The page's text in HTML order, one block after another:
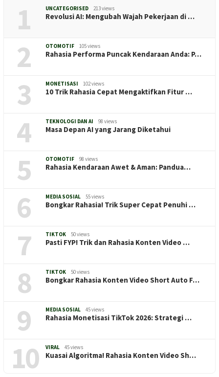
1 UNCATEGORISED 213 views
Revolusi AI: Mengubah Wajah Pekerjaan di …
2 OTOMOTIF 105 views
Rahasia Performa Puncak Kendaraan Anda: P…
3 MONETISASI 102 views
10 Trik Rahasia Cepat Mengaktifkan Fitur …
4 TEKNOLOGI DAN AI 98 views
Masa Depan AI yang Jarang Diketahui
5 OTOMOTIF 98 views
Rahasia Kendaraan Awet & Aman: Pandua…
6 MEDIA SOSIAL 55 views
Bongkar Rahasia! Trik Super Cepat Penuhi …
7 TIKTOK 50 views
Pasti FYP! Trik dan Rahasia Konten Video …
8 TIKTOK 50 views
Bongkar Rahasia Konten Video Short Auto F…
9 MEDIA SOSIAL 45 views
Rahasia Monetisasi TikTok 2026: Strategi …
10 VIRAL 45 views
Kuasai Algoritma! Rahasia Konten Video Sh…